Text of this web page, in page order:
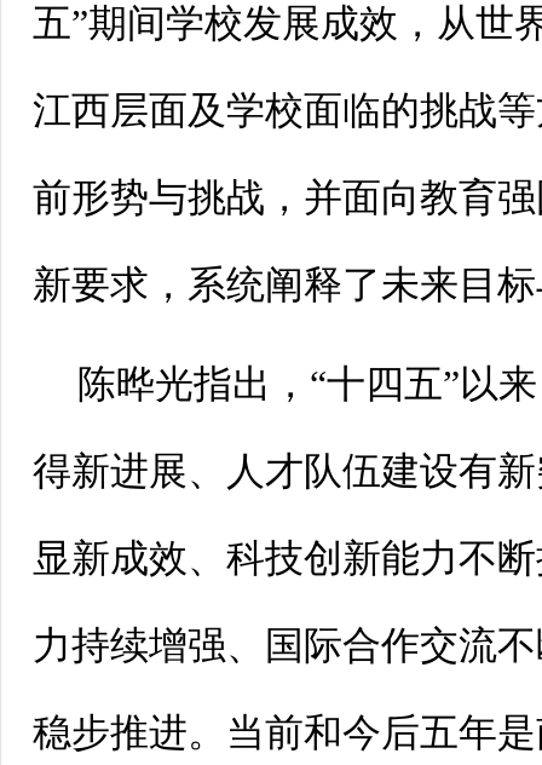
五”期间学校发展成效，从世
江西层面及学校面临的挑战
前形势与挑战，并面向教育
新要求，系统阐释了未来目
陈晔光指出，“十四五”以
得新进展、人才队伍建设有
显新成效、科技创新能力不
力持续增强、国际合作交流
稳步推进。当前和今后五年